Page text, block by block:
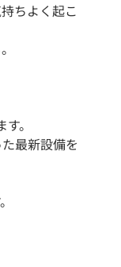
ちよく起こ
。
最新設備を